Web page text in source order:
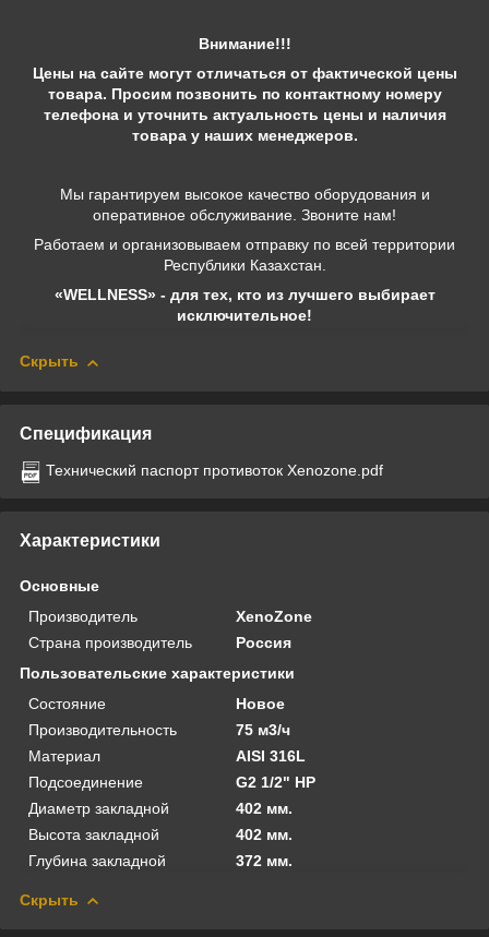
Внимание!!!
Цены на сайте могут отличаться от фактической цены
товара. Просим позвонить по контактному номеру
телефона и уточнить актуальность цены и наличия
товара у наших менеджеров.
Мы гарантируем высокое качество оборудования и
оперативное обслуживание. Звоните нам!
Работаем и организовываем отправку по всей территории
Республики Казахстан.
«WELLNESS» - для тех, кто из лучшего выбирает
исключительное!
Скрыть
Спецификация
Технический паспорт противоток Xenozone.pdf
Характеристики
Основные
Производитель
XenoZone
Страна производитель
Россия
Пользовательские характеристики
Состояние
Новое
Производительность
75 м3/ч
Материал
AISI 316L
Подсоединение
G2 1/2" HP
Диаметр закладной
402 мм.
Высота закладной
402 мм.
Глубина закладной
372 мм.
Скрыть